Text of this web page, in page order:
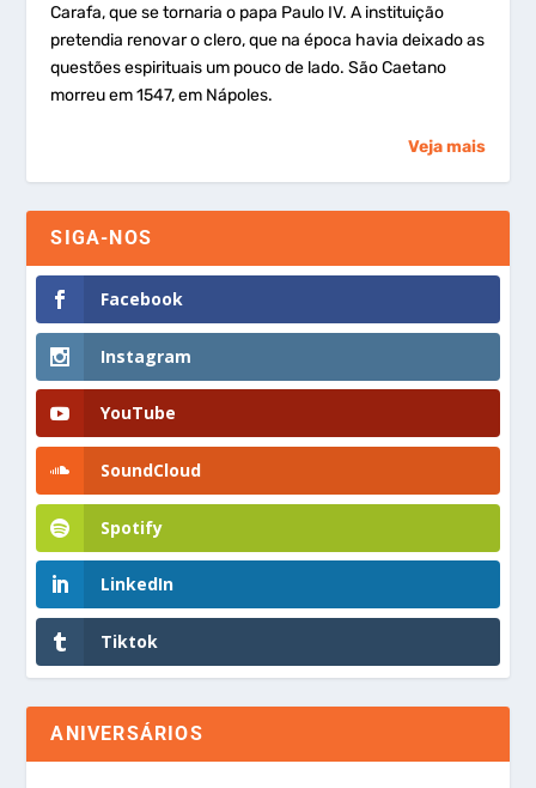
Carafa, que se tornaria o papa Paulo IV. A instituição
pretendia renovar o clero, que na época havia deixado as
questões espirituais um pouco de lado. São Caetano
morreu em 1547, em Nápoles.
Veja mais
SIGA-NOS
Facebook
Instagram
YouTube
SoundCloud
Spotify
LinkedIn
Tiktok
ANIVERSÁRIOS